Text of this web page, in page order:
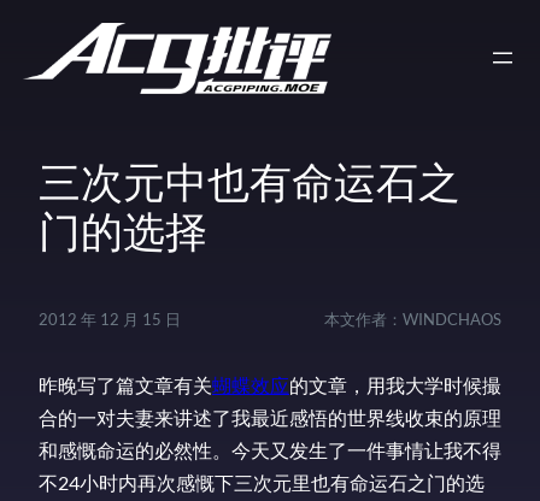
三次元中也有命运石之
门的选择
2012 年 12 月 15 日 本文作者： WINDCHAOS
昨晚写了篇文章有关蝴蝶效应的文章，用我大学时候撮
合的一对夫妻来讲述了我最近感悟的世界线收束的原理
和感慨命运的必然性。今天又发生了一件事情让我不得
不24小时内再次感慨下三次元里也有命运石之门的选